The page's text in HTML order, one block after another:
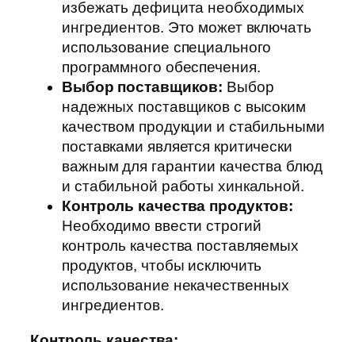
избежать дефицита необходимых
ингредиентов. Это может включать
использование специального
программного обеспечения.
Выбор поставщиков: Выбор
надежных поставщиков с высоким
качеством продукции и стабильными
поставками является критически
важным для гарантии качества блюд
и стабильной работы хинкальной.
Контроль качества продуктов:
Необходимо ввести строгий
контроль качества поставляемых
продуктов, чтобы исключить
использование некачественных
ингредиентов.